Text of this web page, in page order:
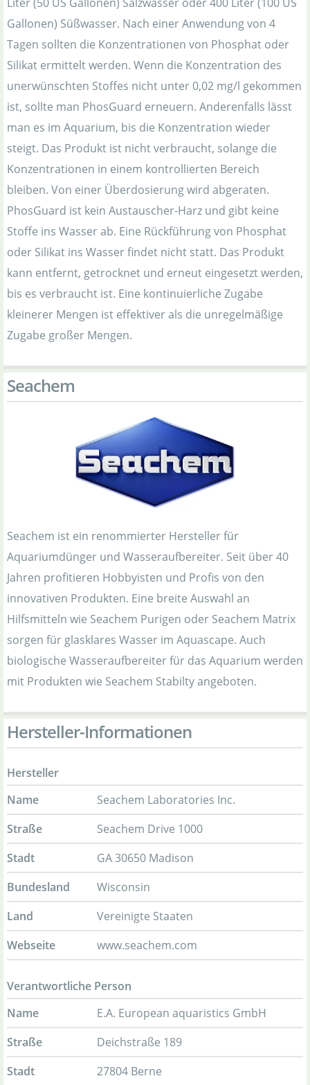
Gallonen) Süßwasser. Nach einer Anwendung von 4
Tagen sollten die Konzentrationen von Phosphat oder
Silikat ermittelt werden. Wenn die Konzentration des
unerwünschten Stoffes nicht unter 0,02 mg/l gekommen
ist, sollte man PhosGuard erneuern. Anderenfalls lässt
man es im Aquarium, bis die Konzentration wieder
steigt. Das Produkt ist nicht verbraucht, solange die
Konzentrationen in einem kontrollierten Bereich
bleiben. Von einer Überdosierung wird abgeraten.
PhosGuard ist kein Austauscher-Harz und gibt keine
Stoffe ins Wasser ab. Eine Rückführung von Phosphat
oder Silikat ins Wasser findet nicht statt. Das Produkt
kann entfernt, getrocknet und erneut eingesetzt werden,
bis es verbraucht ist. Eine kontinuierliche Zugabe
kleinerer Mengen ist effektiver als die unregelmäßige
Zugabe großer Mengen.
Seachem
Seachem ist ein renommierter Hersteller für
Aquariumdünger und Wasseraufbereiter. Seit über 40
Jahren profitieren Hobbyisten und Profis von den
innovativen Produkten. Eine breite Auswahl an
Hilfsmitteln wie Seachem Purigen oder Seachem Matrix
sorgen für glasklares Wasser im Aquascape. Auch
biologische Wasseraufbereiter für das Aquarium werden
mit Produkten wie Seachem Stabilty angeboten.
Hersteller-Informationen
Hersteller
Name
Seachem Laboratories Inc.
Straße
Seachem Drive 1000
Stadt
GA 30650 Madison
Bundesland
Wisconsin
Land
Vereinigte Staaten
Webseite
www.seachem.com
Verantwortliche Person
Name
E.A. European aquaristics GmbH
Straße
Deichstraße 189
Stadt
27804 Berne